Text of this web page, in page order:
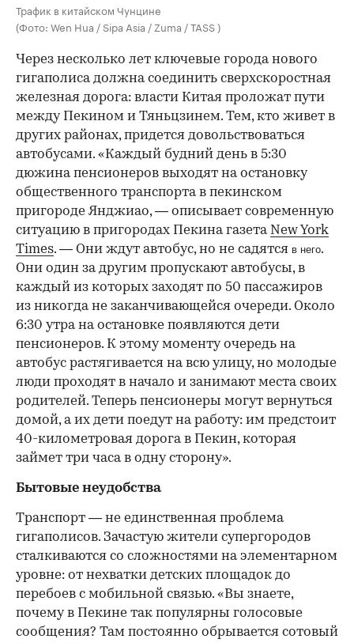
Трафик в китайском Чунцине
(Фото: Wen Hua / Sipa Asia / Zuma / TASS )
Через несколько лет ключевые города нового
гигаполиса должна соединить сверхскоростная
железная дорога: власти Китая проложат пути
между Пекином и Тяньцзинем. Тем, кто живет в
других районах, придется довольствоваться
автобусами. «Каждый будний день в 5:30
дюжина пенсионеров выходят на остановку
общественного транспорта в пекинском
пригороде Янджиао, — описывает современную
ситуацию в пригородах Пекина газета New York
Times. — Они ждут автобус, но не садятся в него.
Они один за другим пропускают автобусы, в
каждый из которых заходят по 50 пассажиров
из никогда не заканчивающейся очереди. Около
6:30 утра на остановке появляются дети
пенсионеров. К этому моменту очередь на
автобус растягивается на всю улицу, но молодые
люди проходят в начало и занимают места своих
родителей. Теперь пенсионеры могут вернуться
домой, а их дети поедут на работу: им предстоит
40-километровая дорога в Пекин, которая
займет три часа в одну сторону».
Бытовые неудобства
Транспорт — не единственная проблема
гигаполисов. Зачастую жители супергородов
сталкиваются со сложностями на элементарном
уровне: от нехватки детских площадок до
перебоев с мобильной связью. «Вы знаете,
почему в Пекине так популярны голосовые
сообщения? Там постоянно обрывается сотовый